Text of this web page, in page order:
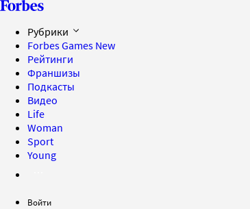
Рубрики
Forbes Games New
Рейтинги
Франшизы
Подкасты
Видео
Life
Woman
Sport
Young
Войти